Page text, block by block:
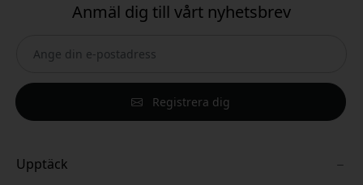
Anmäl dig till vårt nyhetsbrev
Registrera dig
Upptäck